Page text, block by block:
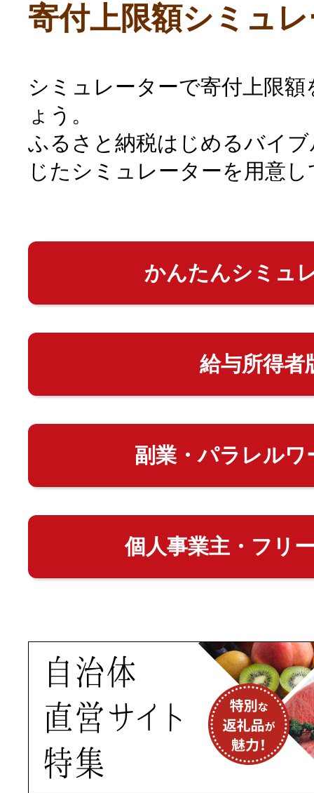
寄付上限額シミュ
シミュレーターで寄付上限
ょう。
ふるさと納税はじめるバイ
じたシミュレーターを用意
かんたんシミュ
給与所得者
副業・パラレルワ
個人事業主・フリ